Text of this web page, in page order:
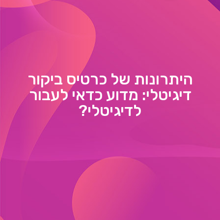
היתרונות של כרטיס ביקור
דיגיטלי: מדוע כדאי לעבור
לדיגיטלי?